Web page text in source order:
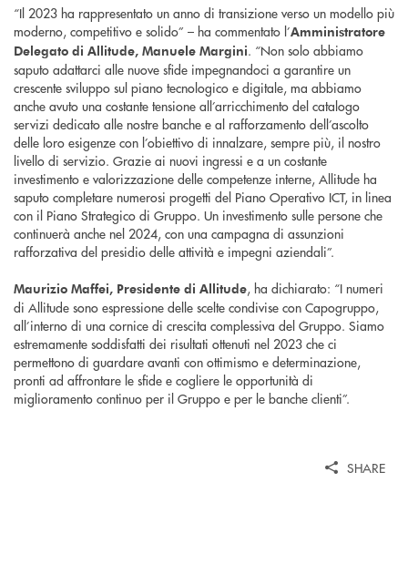
“Il 2023 ha rappresentato un anno di transizione verso un modello più
moderno, competitivo e solido” – ha commentato l’Amministratore
Delegato di Allitude, Manuele Margini. “Non solo abbiamo
saputo adattarci alle nuove sfide impegnandoci a garantire un
crescente sviluppo sul piano tecnologico e digitale, ma abbiamo
anche avuto una costante tensione all’arricchimento del catalogo
servizi dedicato alle nostre banche e al rafforzamento dell’ascolto
delle loro esigenze con l’obiettivo di innalzare, sempre più, il nostro
livello di servizio. Grazie ai nuovi ingressi e a un costante
investimento e valorizzazione delle competenze interne, Allitude ha
saputo completare numerosi progetti del Piano Operativo ICT, in linea
con il Piano Strategico di Gruppo. Un investimento sulle persone che
continuerà anche nel 2024, con una campagna di assunzioni
rafforzativa del presidio delle attività e impegni aziendali”.
Maurizio Maffei, Presidente di Allitude, ha dichiarato: “I numeri
di Allitude sono espressione delle scelte condivise con Capogruppo,
all’interno di una cornice di crescita complessiva del Gruppo. Siamo
estremamente soddisfatti dei risultati ottenuti nel 2023 che ci
permettono di guardare avanti con ottimismo e determinazione,
pronti ad affrontare le sfide e cogliere le opportunità di
miglioramento continuo per il Gruppo e per le banche clienti”.
SHARE